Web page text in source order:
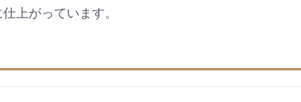
上がっています。